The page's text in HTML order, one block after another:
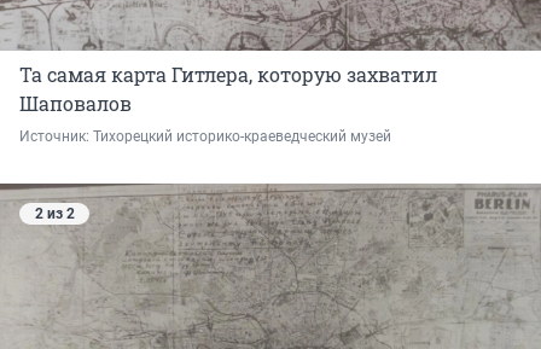
Та самая карта Гитлера, которую захватил
Шаповалов
Источник: Тихорецкий историко-краеведческий музей
2 из 2